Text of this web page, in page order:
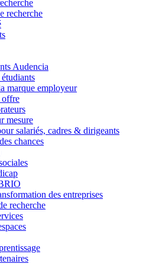
recherche
Audencia
marque employeur
offre
mesure
salariés, cadres & dirigeants
chances
des entreprises
recherche